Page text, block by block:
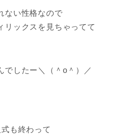
ない性格なので
リックスを見ちゃってて
でしたー＼（＾o＾）／
も終わって